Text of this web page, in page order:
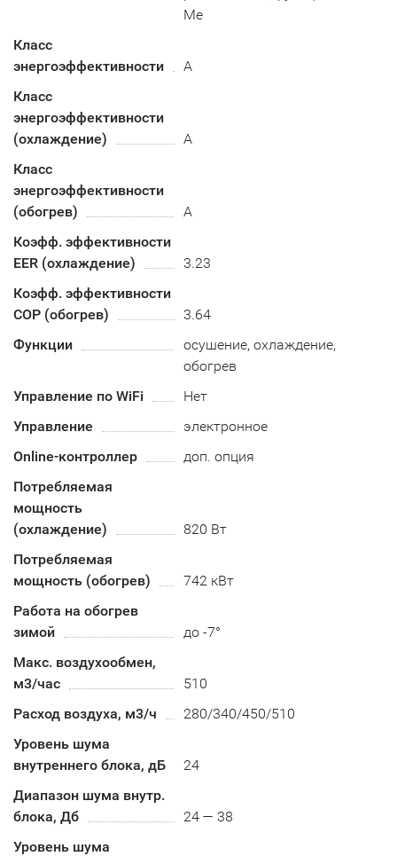
Me
Класс
энергоэффективности
A
Класс
энергоэффективности
(охлаждение)
А
Класс
энергоэффективности
(обогрев)
A
Коэфф. эффективности
EER (охлаждение)
3.23
Коэфф. эффективности
COP (обогрев)
3.64
Функции
осушение, охлаждение,
обогрев
Управление по WiFi
Нет
Управление
электронное
Online-контроллер
доп. опция
Потребляемая
мощность
(охлаждение)
820 Вт
Потребляемая
мощность (обогрев)
742 кВт
Работа на обогрев
зимой
до -7°
Макс. воздухообмен,
м3/час
510
Расход воздуха, м3/ч
280/340/450/510
Уровень шума
внутреннего блока, дБ
24
Диапазон шума внутр.
блока, Дб
24 — 38
Уровень шума